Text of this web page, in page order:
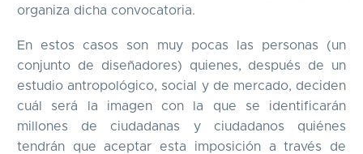
organiza dicha convocatoria.
En estos casos son muy pocas las personas (un
conjunto de diseñadores) quienes, después de un
estudio antropológico, social y de mercado, deciden
cuál será la imagen con la que se identificarán
millones de ciudadanas y ciudadanos quiénes
tendrán que aceptar esta imposición a través de